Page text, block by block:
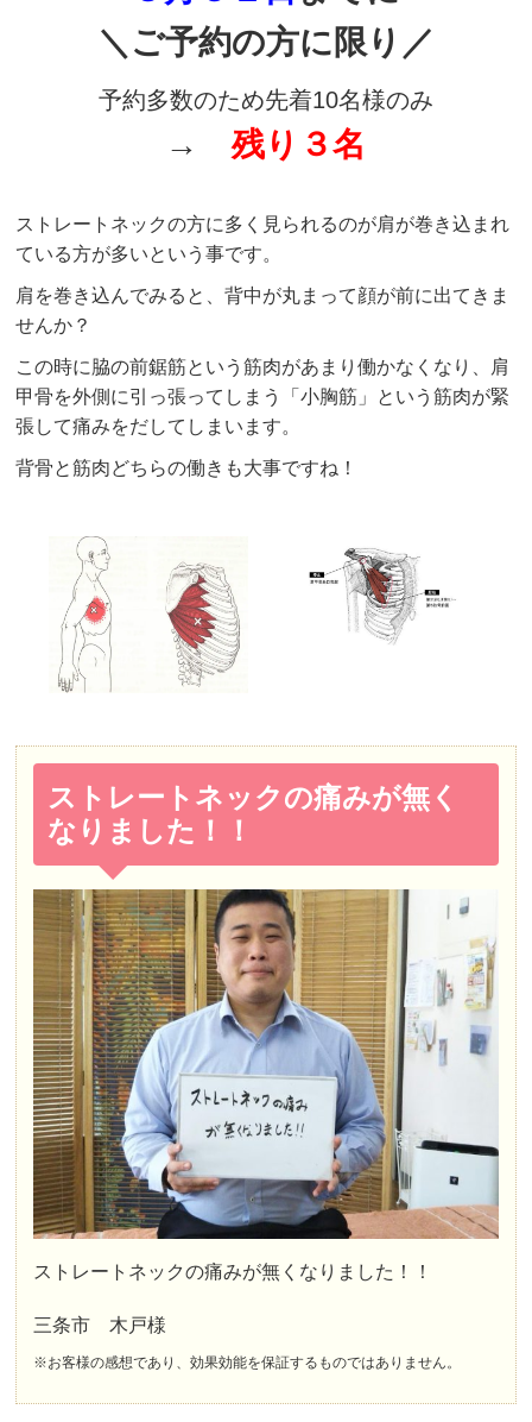
＼ご予約の方に限り／
予約多数のため先着10名様のみ
→残り３名
ストレートネックの方に多く見られるのが肩が巻き込まれ
ている方が多いという事です。
肩を巻き込んでみると、背中が丸まって顔が前に出てきま
せんか？
この時に脇の前鋸筋という筋肉があまり働かなくなり、肩
甲骨を外側に引っ張ってしまう「小胸筋」という筋肉が緊
張して痛みをだしてしまいます。
背骨と筋肉どちらの働きも大事ですね！
ストレートネックの痛みが無く
なりました！！
ストレートネックの痛みが無くなりました！！
三条市 木戸様
※お客様の感想であり、効果効能を保証するものではありません。